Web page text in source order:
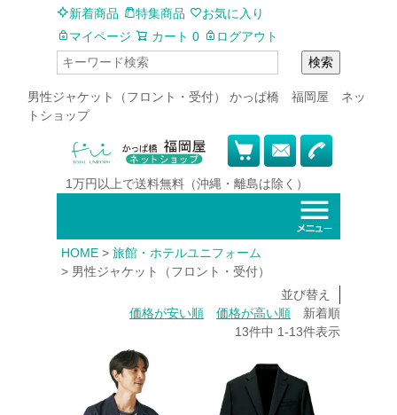
新着商品 特集商品
お気に入り
マイページ
カート 0
ログアウト
検索
男性ジャケット（フロント・受付） かっぱ橋 福岡屋 ネッ
トショップ
1万円以上で送料無料 （沖縄・離島は除く）
HOME
旅館・ホテルユニフォーム
男性ジャケット（フロント・受付）
並び替え
価格が安い順
価格が高い順
新着順
13件中 1-13件表示